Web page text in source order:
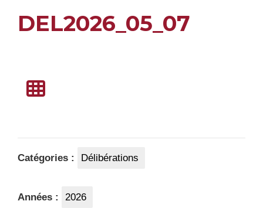
DEL2026_05_07
Catégories : Délibérations
Années : 2026